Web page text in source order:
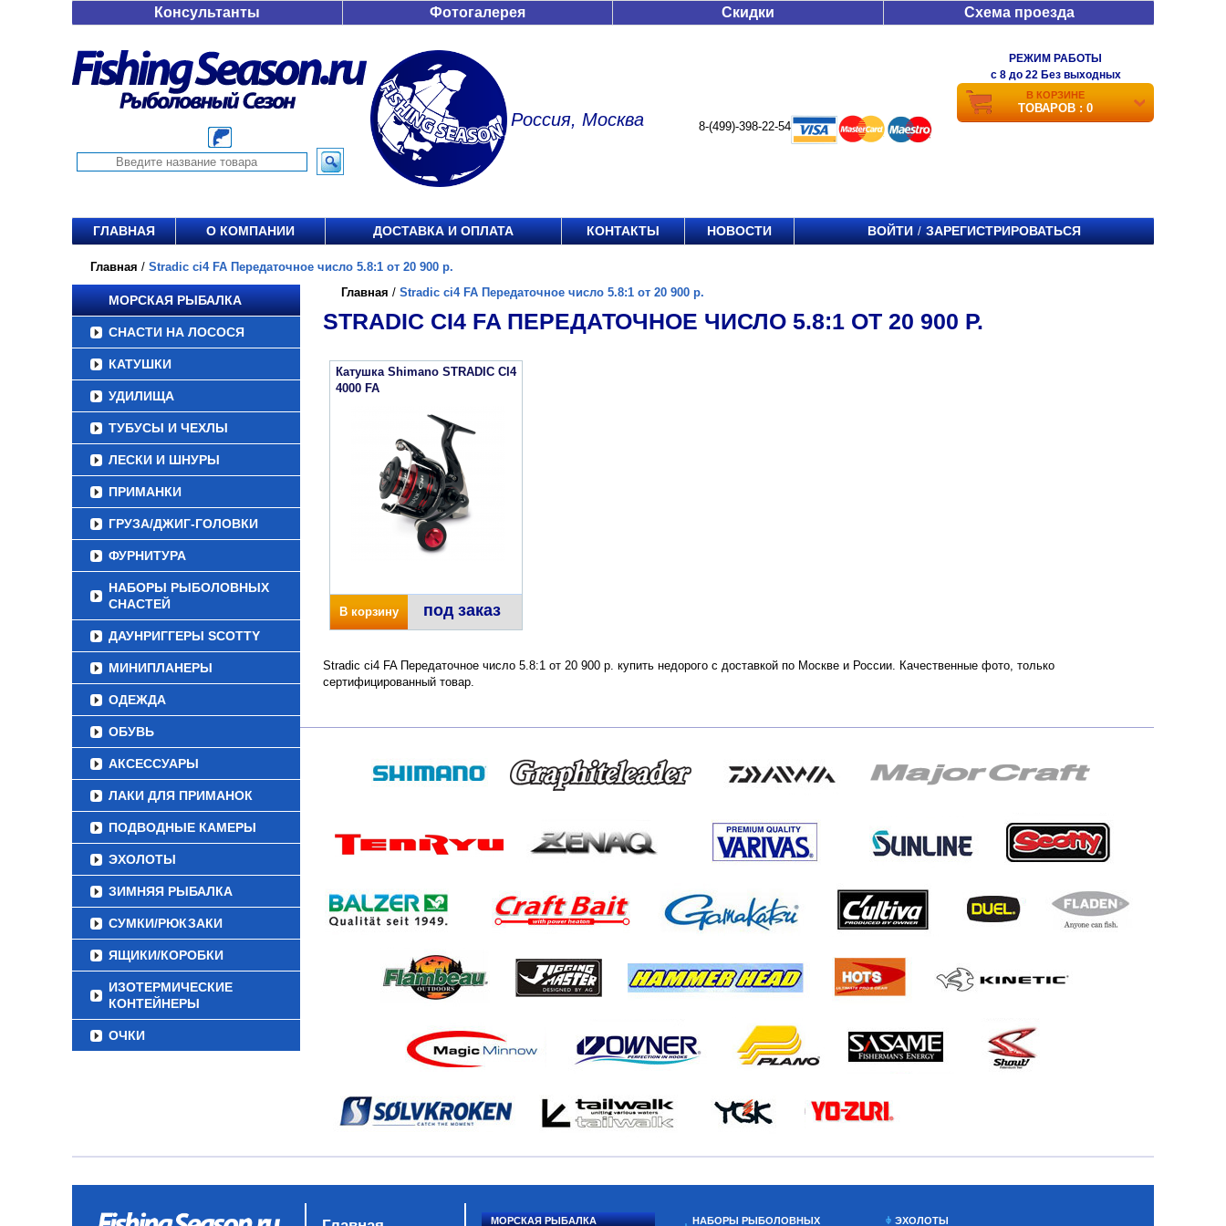
Консультанты Фотогалерея Скидки Схема проезда
Россия, Москва 8-(499)-398-22-54
РЕЖИМ РАБОТЫ
c 8 до 22 Без выходных
В КОРЗИНЕ
ТОВАРОВ : 0
ГЛАВНАЯ О КОМПАНИИ ДОСТАВКА И ОПЛАТА КОНТАКТЫ НОВОСТИ ВОЙТИ / ЗАРЕГИСТРИРОВАТЬСЯ
Главная / Stradic ci4 FA Передаточное число 5.8:1 от 20 900 р.
МОРСКАЯ РЫБАЛКА
СНАСТИ НА ЛОСОСЯ
КАТУШКИ
УДИЛИЩА
ТУБУСЫ И ЧЕХЛЫ
ЛЕСКИ И ШНУРЫ
ПРИМАНКИ
ГРУЗА/ДЖИГ-ГОЛОВКИ
ФУРНИТУРА
НАБОРЫ РЫБОЛОВНЫХ
СНАСТЕЙ
ДАУНРИГГЕРЫ SCOTTY
МИНИПЛАНЕРЫ
ОДЕЖДА
ОБУВЬ
АКСЕССУАРЫ
ЛАКИ ДЛЯ ПРИМАНОК
ПОДВОДНЫЕ КАМЕРЫ
ЭХОЛОТЫ
ЗИМНЯЯ РЫБАЛКА
СУМКИ/РЮКЗАКИ
ЯЩИКИ/КОРОБКИ
ИЗОТЕРМИЧЕСКИЕ
КОНТЕЙНЕРЫ
ОЧКИ
Главная / Stradic ci4 FA Передаточное число 5.8:1 от 20 900 р.
STRADIC CI4 FA ПЕРЕДАТОЧНОЕ ЧИСЛО 5.8:1 ОТ 20 900 Р.
Катушка Shimano STRADIC CI4
4000 FA
В корзину под заказ
Stradic ci4 FA Передаточное число 5.8:1 от 20 900 р. купить недорого с доставкой по Москве и России. Качественные фото, только
сертифицированный товар.
МОРСКАЯ РЫБАЛКА НАБОРЫ РЫБОЛОВНЫХ ЭХОЛОТЫ